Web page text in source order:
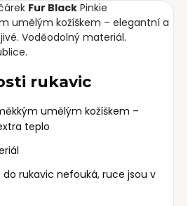
Fur Black Pinkie
umělým kožíškem – elegantní a
Voděodolný materiál.
rukavic
umělým kožíškem –
teplo
do rukavic nefouká, ruce jsou v